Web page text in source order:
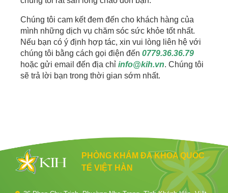
Chúng tôi cam kết đem đến cho khách hàng của
mình những dịch vụ chăm sóc sức khỏe tốt nhất.
Nếu bạn có ý định hợp tác, xin vui lòng liên hệ với
chúng tôi bằng cách gọi điện đến 0779.36.36.79
hoặc gửi email đến địa chỉ info@kih.vn. Chúng tôi
sẽ trả lời bạn trong thời gian sớm nhất.
PHÒNG KHÁM ĐA KHOA QUỐC
TẾ VIỆT HÀN